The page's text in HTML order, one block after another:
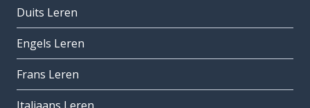
Duits Leren
Engels Leren
Frans Leren